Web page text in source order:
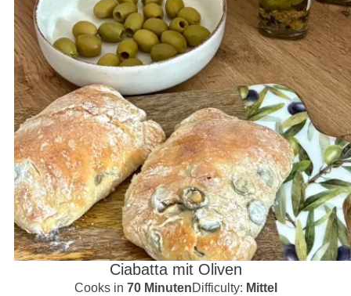
Ciabatta mit Oliven
Cooks in 70 MinutenDifficulty: Mittel